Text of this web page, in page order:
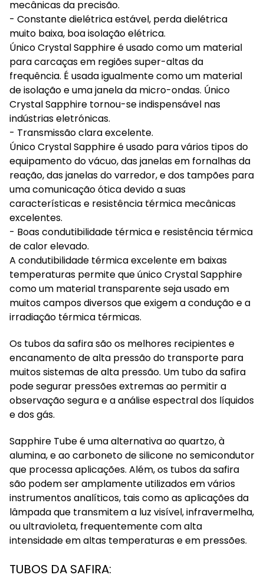
mecânicas da precisão.
- Constante dielétrica estável, perda dielétrica
muito baixa, boa isolação elétrica.
Único Crystal Sapphire é usado como um material
para carcaças em regiões super-altas da
frequência. É usada igualmente como um material
de isolação e uma janela da micro-ondas. Único
Crystal Sapphire tornou-se indispensável nas
indústrias eletrónicas.
- Transmissão clara excelente.
Único Crystal Sapphire é usado para vários tipos do
equipamento do vácuo, das janelas em fornalhas da
reação, das janelas do varredor, e dos tampões para
uma comunicação ótica devido a suas
características e resistência térmica mecânicas
excelentes.
- Boas condutibilidade térmica e resistência térmica
de calor elevado.
A condutibilidade térmica excelente em baixas
temperaturas permite que único Crystal Sapphire
como um material transparente seja usado em
muitos campos diversos que exigem a condução e a
irradiação térmica térmicas.
Os tubos da safira são os melhores recipientes e
encanamento de alta pressão do transporte para
muitos sistemas de alta pressão. Um tubo da safira
pode segurar pressões extremas ao permitir a
observação segura e a análise espectral dos líquidos
e dos gás.
Sapphire Tube é uma alternativa ao quartzo, à
alumina, e ao carboneto de silicone no semicondutor
que processa aplicações. Além, os tubos da safira
são podem ser amplamente utilizados em vários
instrumentos analíticos, tais como as aplicações da
lâmpada que transmitem a luz visível, infravermelha,
ou ultravioleta, frequentemente com alta
intensidade em altas temperaturas e em pressões.
TUBOS DA SAFIRA: